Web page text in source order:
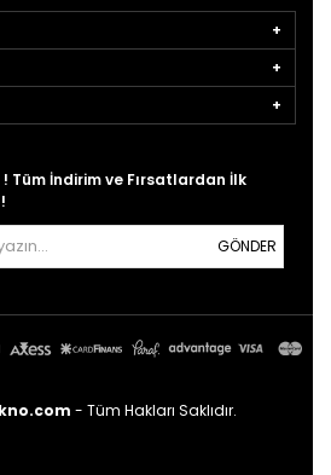
Tüm İndirim ve Fırsatlardan İlk
GÖNDER
- Tüm Hakları Saklıdır.